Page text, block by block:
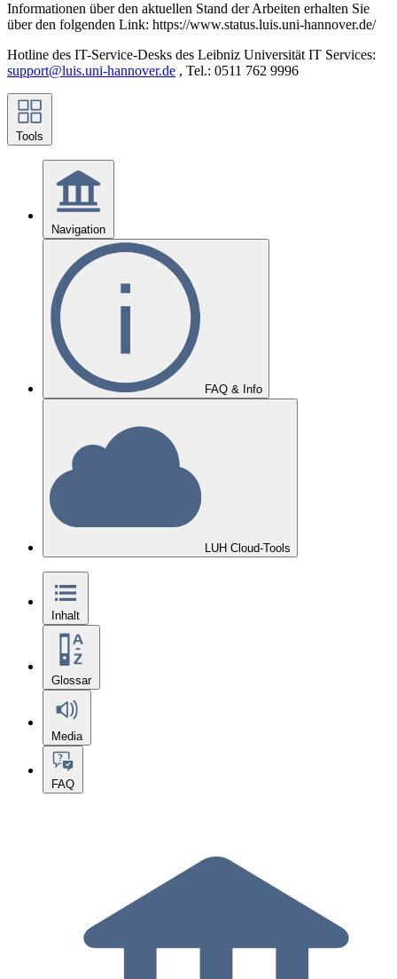
Informationen über den aktuellen Stand der Arbeiten erhalten Sie
über den folgenden Link: https://www.status.luis.uni-hannover.de/
Hotline des IT-Service-Desks des Leibniz Universität IT Services:
support@luis.uni-hannover.de , Tel.: 0511 762 9996
Tools
Navigation
FAQ & Info
LUH Cloud-Tools
Inhalt
Glossar
Media
FAQ